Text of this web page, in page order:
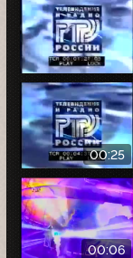
00:25
00:06